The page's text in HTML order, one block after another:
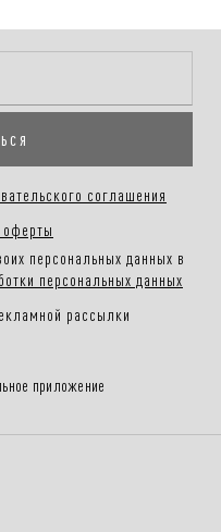
соглашения
персональных данных в
персональных данных
рассылки
приложение